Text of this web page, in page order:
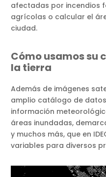
afectadas por incendios
agrícolas o calcular el
ciudad.
Cómo usamos su
la tierra
Además de imágenes
amplio catálogo de
información
áreas inundadas,
y muchos más, que en
variables para diversos